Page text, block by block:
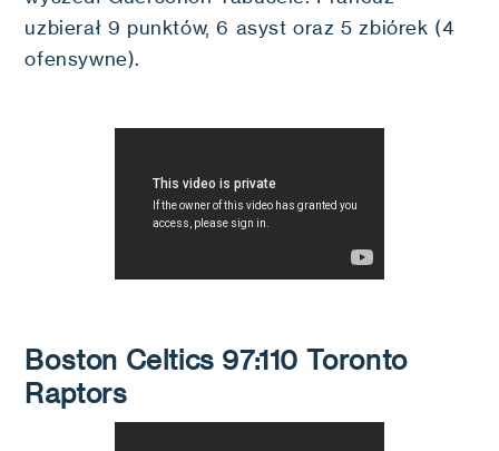
uzbierał 9 punktów, 6 asyst oraz 5 zbiórek (4
ofensywne).
Boston Celtics 97:110 Toronto
Raptors